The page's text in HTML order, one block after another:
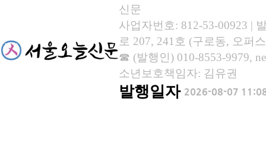
신문
사업자번호: 812-53-00923 |
로 207, 241호 (구로동, 오퍼
☎ (발행인) 010-8553-9979,
소년보호책임자: 김유권
발행일자